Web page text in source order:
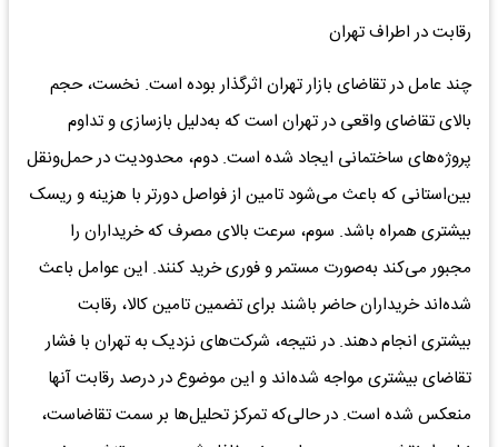
رقابت در اطراف تهران
چند عامل در تقاضای بازار تهران اثرگذار بوده است. نخست، حجم
بالای تقاضای واقعی در تهران است که به‌دلیل بازسازی و تداوم
پروژه‌های ساختمانی ایجاد شده است. دوم، محدودیت در حمل‌ونقل
بین‌استانی که باعث می‌شود تامین از فواصل دورتر با هزینه و ریسک
بیشتری همراه باشد. سوم، سرعت بالای مصرف که خریداران را
مجبور می‌کند به‌صورت مستمر و فوری خرید کنند. این عوامل باعث
شده‌اند خریداران حاضر باشند برای تضمین تامین کالا، رقابت
بیشتری انجام دهند. در نتیجه، شرکت‌های نزدیک به تهران با فشار
تقاضای بیشتری مواجه شده‌اند و این موضوع در درصد رقابت آنها
منعکس شده است. در حالی‌که تمرکز تحلیل‌ها بر سمت تقاضاست،